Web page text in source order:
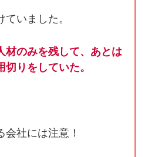
いました。
材のみを残して、あとは
りをしていた。
社には注意！